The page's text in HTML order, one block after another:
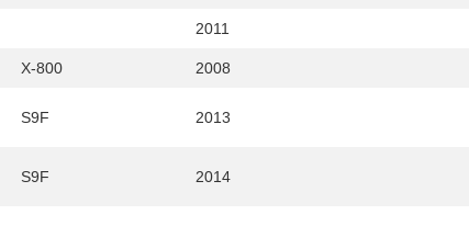
2011
X-800 2008
S9F 2013
S9F 2014